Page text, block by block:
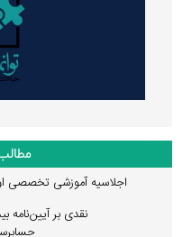
اجلاسیه آموزشی تخصصی
نقدی بر آیین‌نامه